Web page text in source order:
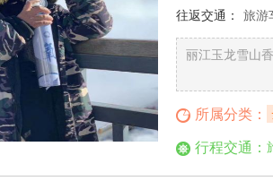
往返交通：
旅游
丽江玉龙雪山
所属分类：
行程交通：